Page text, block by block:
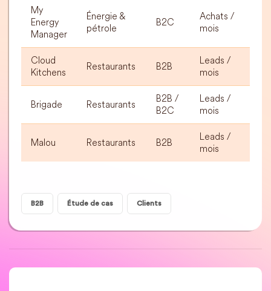
My
Energy
Manager
Énergie &
pétrole
B2C
Achats /
mois
Cloud
Kitchens
Restaurants B2B
Leads /
mois
Brigade Restaurants
B2B /
B2C
Leads /
mois
Malou Restaurants B2B
Leads /
mois
B2B Étude de cas Clients